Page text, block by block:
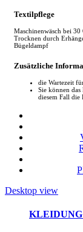
Textilpflege
Maschinenwäsch bei 30
Trocknen durch
Bügeldampf
Zusätzliche
die Wartezeit
Sie können
diesem Fall die
Desktop view
KLEIDUNG